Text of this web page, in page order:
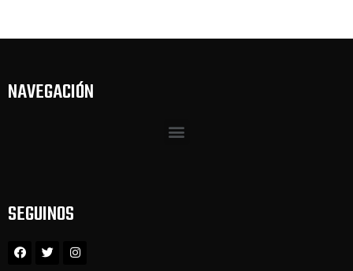
NAVEGACIÓN
SEGUINOS